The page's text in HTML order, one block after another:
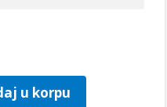
u korpu